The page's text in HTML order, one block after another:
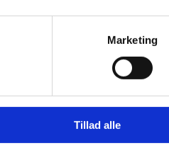
Marketing
Tillad alle
samfund i dag. Ved at
modarbejde og forhindre